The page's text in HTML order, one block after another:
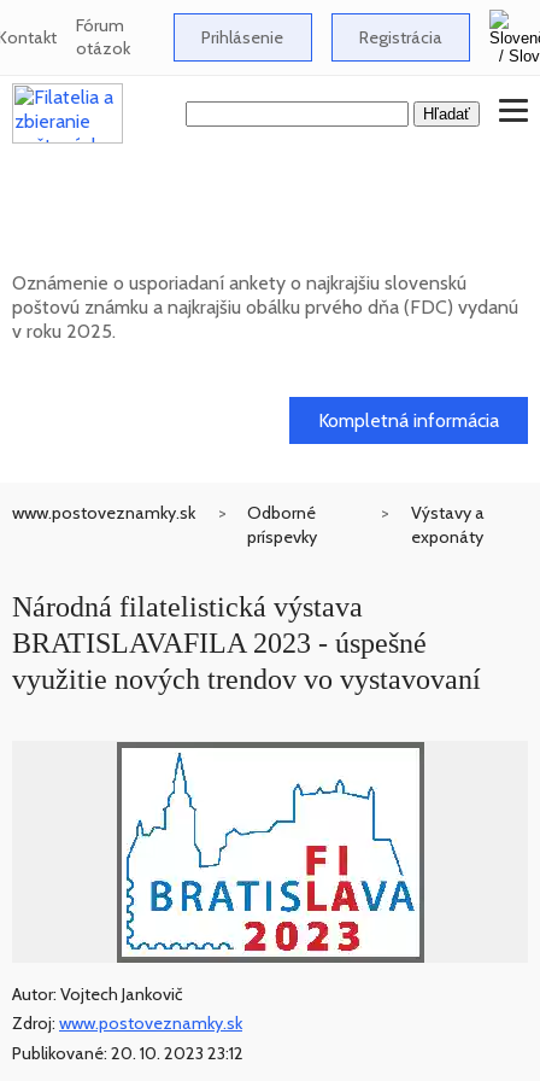
Fórum
otázok Prihlásenie Registrácia
Oznámenie o usporiadaní ankety o najkrajšiu slovenskú
poštovú známku a najkrajšiu obálku prvého dňa (FDC) vydanú
v roku 2025.
Kompletná informácia
www.postoveznamky.sk
Odborné
príspevky
Výstavy a
exponáty
Národná filatelistická výstava
BRATISLAVAFILA 2023 - úspešné
využitie nových trendov vo vystavovaní
Autor: Vojtech Jankovič
Zdroj: www.postoveznamky.sk
Publikované: 20. 10. 2023 23:12